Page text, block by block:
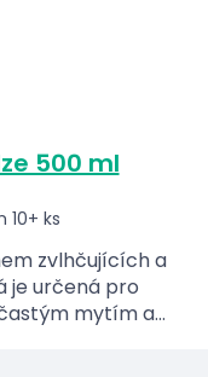
500 ml
10+ ks
zvlhčujících a
je určená pro
mytím a